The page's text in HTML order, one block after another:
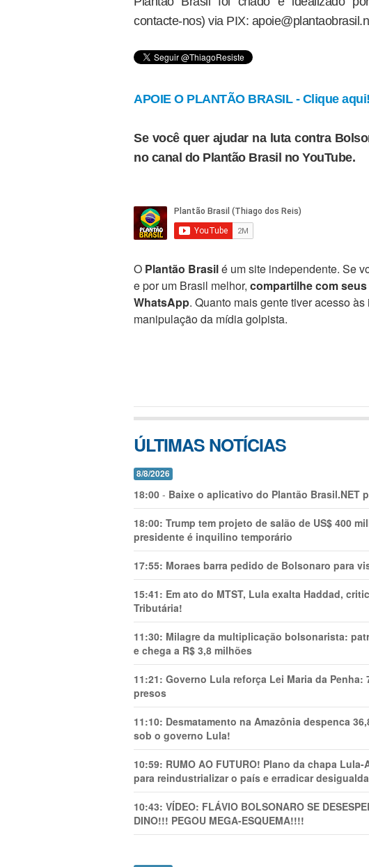
contacte-nos) via PIX:
APOIE O PLANTÃO BRASIL - Clique aqui!
Se você quer ajudar na luta contra
no canal do Plantão Brasil no YouTube.
O Plantão Brasilé um site independente. Se
e por um Brasil melhor, compartilhe com
WhatsApp. Quanto mais gente tiver acesso
manipulação da mídia golpista.
ÚLTIMAS NOTÍCIAS
8/8/2026
18:00 - Baixe o aplicativo do Plantão Brasil.NET
18:00: Trump tem projeto de salão de US$ 400
presidente é inquilino temporário
17:55: Moraes barra pedido de Bolsonaro para
15:41: Em ato do MTST, Lula exalta Haddad,
Tributária!
11:30: Milagre da multiplicação bolsonarista:
e chega a R$ 3,8 milhões
11:21: Governo Lula reforça Lei Maria da
presos
11:10: Desmatamento na Amazônia despenca
sob o governo Lula!
10:59: RUMO AO FUTURO! Plano da chapa
para reindustrializar o país e erradicar
10:43: VÍDEO: FLÁVIO BOLSONARO SE
DINO!!! PEGOU MEGA-ESQUEMA!!!!